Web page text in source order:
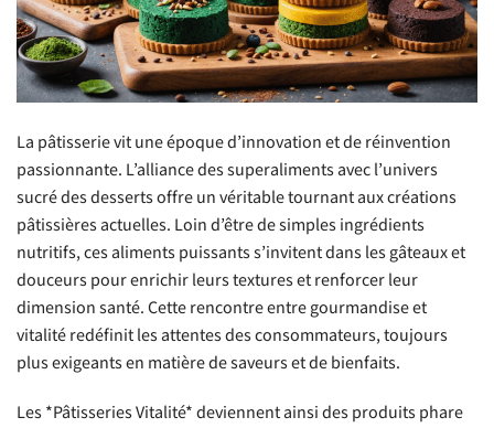
La pâtisserie vit une époque d’innovation et de réinvention
passionnante. L’alliance des superaliments avec l’univers
sucré des desserts offre un véritable tournant aux créations
pâtissières actuelles. Loin d’être de simples ingrédients
nutritifs, ces aliments puissants s’invitent dans les gâteaux et
douceurs pour enrichir leurs textures et renforcer leur
dimension santé. Cette rencontre entre gourmandise et
vitalité redéfinit les attentes des consommateurs, toujours
plus exigeants en matière de saveurs et de bienfaits.
Les *Pâtisseries Vitalité* deviennent ainsi des produits phare